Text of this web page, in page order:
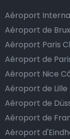
Aéroport
Aéroport de
Aéroport Paris
Aéroport de
Aéroport Nice
Aéroport de Lille
Aéroport de
Aéroport de
Aéroport